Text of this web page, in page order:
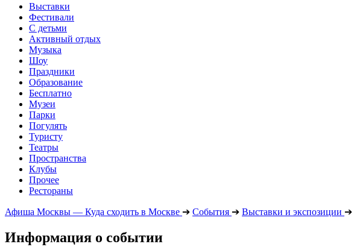
Выставки
Фестивали
С детьми
Активный отдых
Музыка
Шоу
Праздники
Образование
Бесплатно
Музеи
Парки
Погулять
Туристу
Театры
Пространства
Клубы
Прочее
Рестораны
Афиша Москвы — Куда сходить в Москве ➔ События ➔ Выставки и экспозиции ➔
Информация о событии